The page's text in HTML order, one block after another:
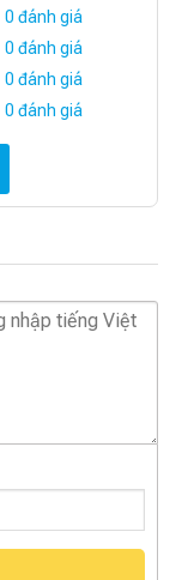
| 0 đánh giá
| 0 đánh giá
| 0 đánh giá
| 0 đánh giá